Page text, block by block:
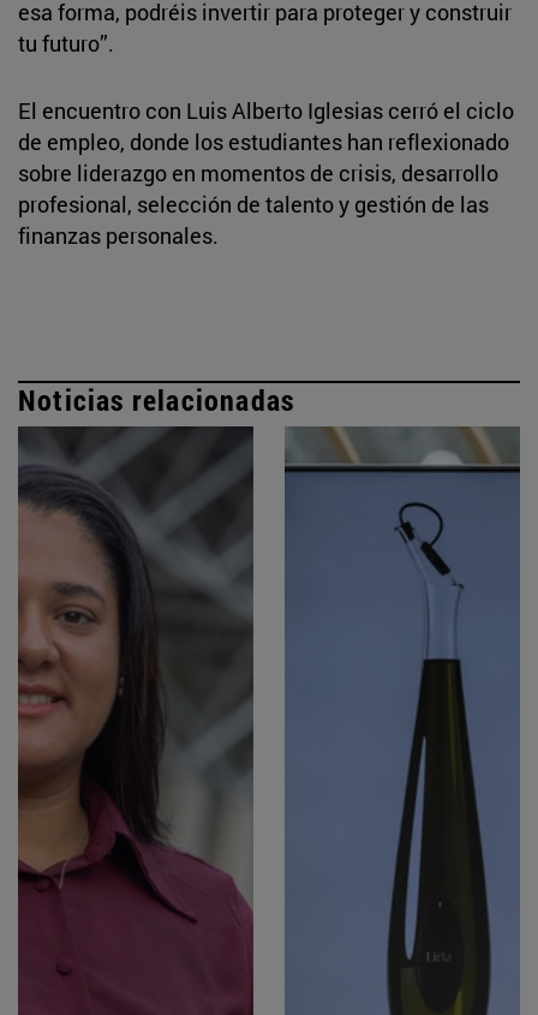
esa forma, podréis invertir para proteger y construir
tu futuro”.
El encuentro con Luis Alberto Iglesias cerró el ciclo
de empleo, donde los estudiantes han reflexionado
sobre liderazgo en momentos de crisis, desarrollo
profesional, selección de talento y gestión de las
finanzas personales.
Noticias relacionadas